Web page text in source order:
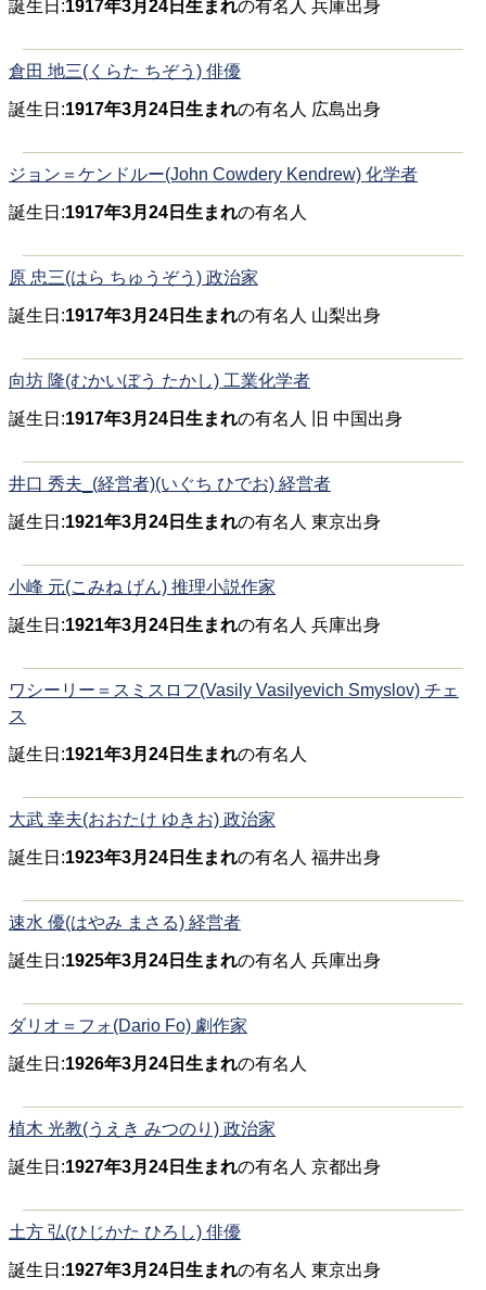
誕生日:1917年3月24日生まれの有名人 兵庫出身
倉田 地三(くらた ちぞう) 俳優
誕生日:1917年3月24日生まれの有名人 広島出身
ジョン＝ケンドルー(John Cowdery Kendrew) 化学者
誕生日:1917年3月24日生まれの有名人
原 忠三(はら ちゅうぞう) 政治家
誕生日:1917年3月24日生まれの有名人 山梨出身
向坊 隆(むかいぼう たかし) 工業化学者
誕生日:1917年3月24日生まれの有名人 旧 中国出身
井口 秀夫_(経営者)(いぐち ひでお) 経営者
誕生日:1921年3月24日生まれの有名人 東京出身
小峰 元(こみね げん) 推理小説作家
誕生日:1921年3月24日生まれの有名人 兵庫出身
ワシーリー＝スミスロフ(Vasily Vasilyevich Smyslov) チェ
ス
誕生日:1921年3月24日生まれの有名人
大武 幸夫(おおたけ ゆきお) 政治家
誕生日:1923年3月24日生まれの有名人 福井出身
速水 優(はやみ まさる) 経営者
誕生日:1925年3月24日生まれの有名人 兵庫出身
ダリオ＝フォ(Dario Fo) 劇作家
誕生日:1926年3月24日生まれの有名人
植木 光教(うえき みつのり) 政治家
誕生日:1927年3月24日生まれの有名人 京都出身
土方 弘(ひじかた ひろし) 俳優
誕生日:1927年3月24日生まれの有名人 東京出身